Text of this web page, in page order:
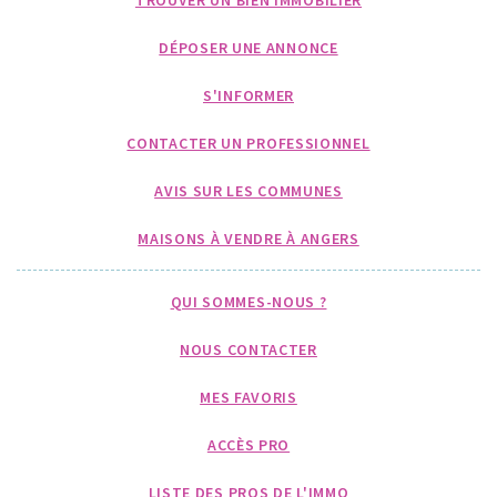
DÉPOSER UNE ANNONCE
S'INFORMER
CONTACTER UN PROFESSIONNEL
AVIS SUR LES COMMUNES
MAISONS À VENDRE À ANGERS
QUI SOMMES-NOUS ?
NOUS CONTACTER
MES FAVORIS
ACCÈS PRO
LISTE DES PROS DE L'IMMO